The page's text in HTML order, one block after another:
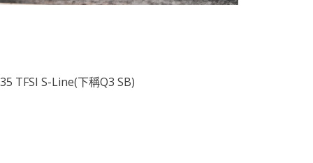
TFSI S-Line(下稱Q3 SB)